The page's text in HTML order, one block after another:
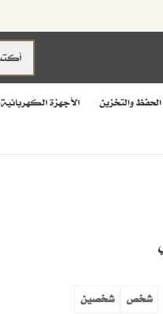
الحفظ والتخزين الأجهزة الكهربائية
شخص شخصين